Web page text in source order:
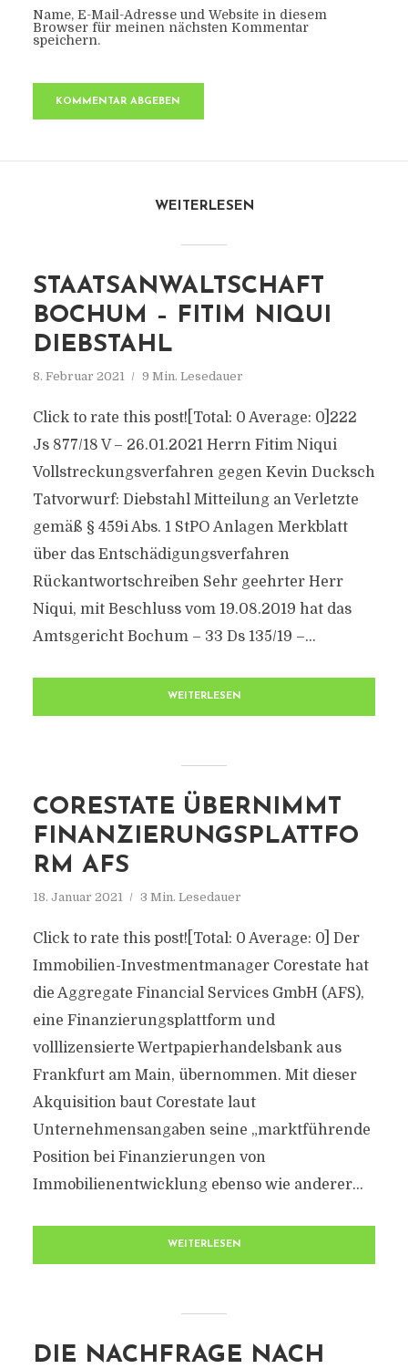
Name, E-Mail-Adresse und Website in diesem
Browser für meinen nächsten Kommentar
speichern.
WEITERLESEN
STAATSANWALTSCHAFT
BOCHUM – FITIM NIQUI
DIEBSTAHL
8. Februar 2021 9 Min. Lesedauer
Click to rate this post![Total: 0 Average: 0]222
Js 877/​18 V – 26.01.2021 Herrn Fitim Niqui
Vollstreckungsverfahren gegen Kevin Ducksch
Tatvorwurf: Diebstahl Mitteilung an Verletzte
gemäß § 459i Abs. 1 StPO Anlagen Merkblatt
über das Entschädigungsverfahren
Rückantwortschreiben Sehr geehrter Herr
Niqui, mit Beschluss vom 19.08.2019 hat das
Amtsgericht Bochum – 33 Ds 135/​19 –...
WEITERLESEN
CORESTATE ÜBERNIMMT
FINANZIERUNGSPLATTFO
RM AFS
18. Januar 2021 3 Min. Lesedauer
Click to rate this post![Total: 0 Average: 0] Der
Immobilien-Investmentmanager Corestate hat
die Aggregate Financial Services GmbH (AFS),
eine Finanzierungsplattform und
volllizensierte Wertpapierhandelsbank aus
Frankfurt am Main, übernommen. Mit dieser
Akquisition baut Corestate laut
Unternehmensangaben seine „marktführende
Position bei Finanzierungen von
Immobilienentwicklung ebenso wie anderer...
WEITERLESEN
DIE NACHFRAGE NACH